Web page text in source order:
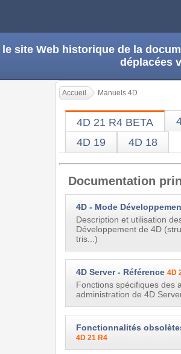
site Web historique de la
déplacées
Accueil Manuels 4D
4D 21 R4 BETA
4D 19
4D 18
Documentation
4D - Mode
Description et utilisation
Développement de 4D
tris...)
4D Server - Référence 4D
Fonctions spécifiques des
administration de 4D
Fonctionnalités
4D 21 R4